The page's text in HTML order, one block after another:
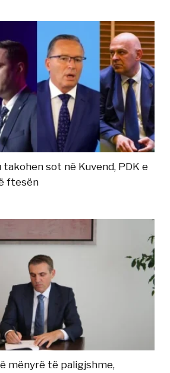
sot në Kuvend, PDK e
ftesën
mënyrë të paligjshme,